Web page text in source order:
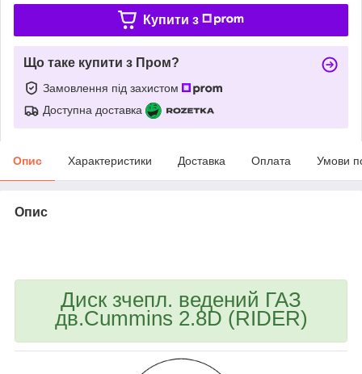
Купити з
Що таке купити з Пром?
Замовлення під захистом
Доступна доставка
Опис Характеристики Доставка Оплата Умови
Опис
Диск зчепл. ведений ГАЗ
дв.Cummins 2.8D (RIDER)